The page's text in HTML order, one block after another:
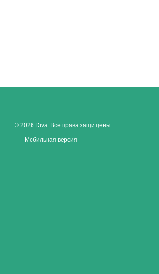
© 2026 Diva. Все права защищены
Мобильная версия